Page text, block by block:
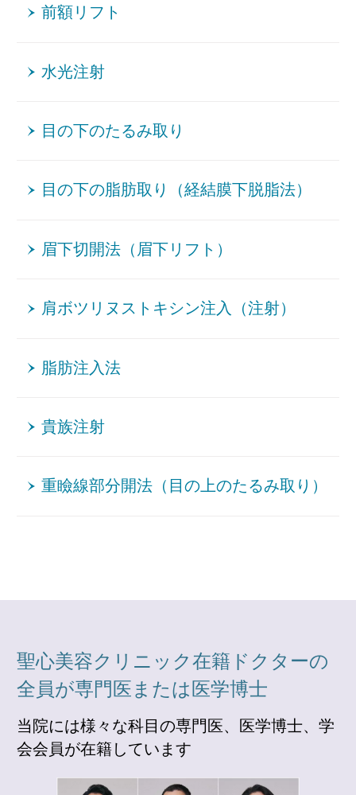
前額リフト
水光注射
目の下のたるみ取り
目の下の脂肪取り（経結膜下脱脂法）
眉下切開法（眉下リフト）
肩ボツリヌストキシン注入（注射）
脂肪注入法
貴族注射
重瞼線部分開法（目の上のたるみ取り）
聖心美容クリニック在籍ドクターの
全員が専門医または医学博士
当院には様々な科目の専門医、医学博士、学
会会員が在籍しています